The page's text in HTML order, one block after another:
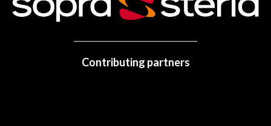
Contributing partners